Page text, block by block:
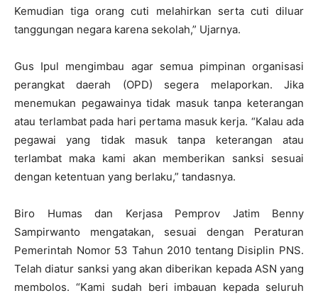
Kemudian tiga orang cuti melahirkan serta cuti diluar
tanggungan negara karena sekolah,” Ujarnya.
Gus Ipul mengimbau agar semua pimpinan organisasi
perangkat daerah (OPD) segera melaporkan. Jika
menemukan pegawainya tidak masuk tanpa keterangan
atau terlambat pada hari pertama masuk kerja. “Kalau ada
pegawai yang tidak masuk tanpa keterangan atau
terlambat maka kami akan memberikan sanksi sesuai
dengan ketentuan yang berlaku,” tandasnya.
Biro Humas dan Kerjasa Pemprov Jatim Benny
Sampirwanto mengatakan, sesuai dengan Peraturan
Pemerintah Nomor 53 Tahun 2010 tentang Disiplin PNS.
Telah diatur sanksi yang akan diberikan kepada ASN yang
membolos. “Kami sudah beri imbauan kepada seluruh